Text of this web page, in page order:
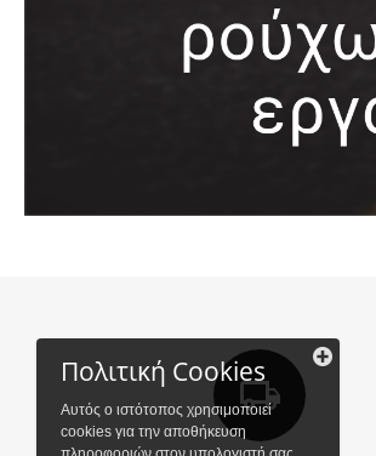
Πολιτική Cookies
Αυτός ο ιστότοπος χρησιμοποιεί
cookies για την αποθήκευση